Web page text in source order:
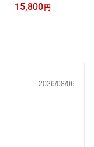
フォールディング コット
ハイコット ローコット
15,800 円
2026/08/06